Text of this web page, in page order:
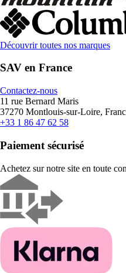
Découvrir toutes nos marques
SAV en France
Contactez-nous
11 rue Bernard Maris
37270 Montlouis-sur-Loire,
+33 1 86 47 62 58
Paiement sécurisé
Achetez sur notre site en toute